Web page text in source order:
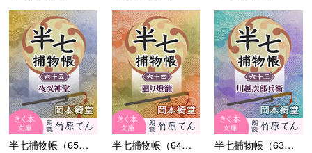
半七捕物帳（65）夜叉... 半七捕物帳（64）廻り... 半七捕物帳（63）川越...